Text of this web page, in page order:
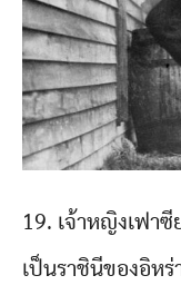
19. เจ้าหญิงเฟา
เป็นราชินีของอิหร่